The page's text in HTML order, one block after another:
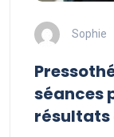
Sophie
séances
résultats